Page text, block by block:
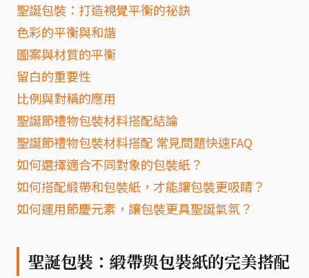
聖誕包裝：打造視覺平衡的祕訣
色彩的平衡與和諧
圖案與材質的平衡
留白的重要性
比例與對稱的應用
聖誕節禮物包裝材料搭配結論
聖誕節禮物包裝材料搭配 常見問題快速FAQ
如何選擇適合不同對象的包裝紙？
如何搭配緞帶和包裝紙，才能讓包裝更吸睛？
如何運用節慶元素，讓包裝更具聖誕氣氛？
聖誕包裝：緞帶與包裝紙的完美搭配